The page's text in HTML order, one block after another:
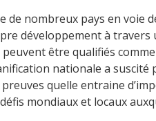
de nombreux pays en voie
développement à travers
être qualifiés
nationale a suscité
quelle entraine
mondiaux et locaux